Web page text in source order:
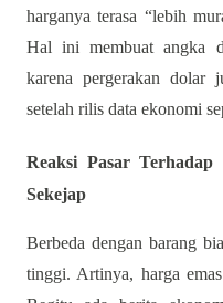
harganya terasa “lebih
Hal ini membuat angka
karena pergerakan dolar
setelah rilis data ekonomi
Reaksi Pasar
Sekejap
Berbeda dengan barang
tinggi. Artinya, harga